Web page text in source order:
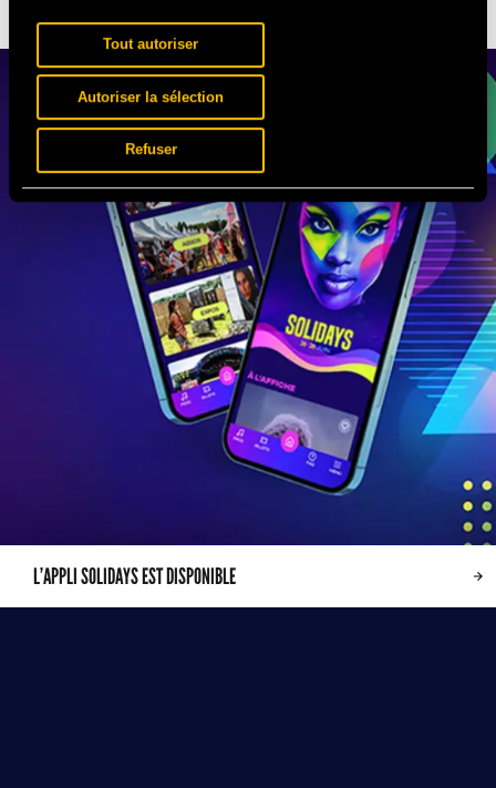
Tout autoriser
Autoriser la sélection
Refuser
TOUS AU SOCIAL CLUB
L’APPLI SOLIDAYS EST DISPONIBLE